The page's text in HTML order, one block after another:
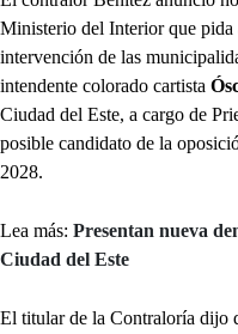
Ministerio del Interior que
intervención de las
intendente colorado cartista
Ciudad del Este, a cargo de
posible candidato de la
2028.
Lea más: Presentan nueva
Ciudad del Este
El titular de la Contraloría dijo